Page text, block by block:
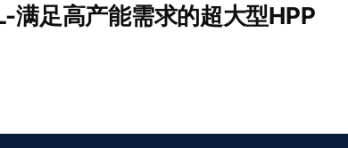
满足高产能需求的超大型HPP